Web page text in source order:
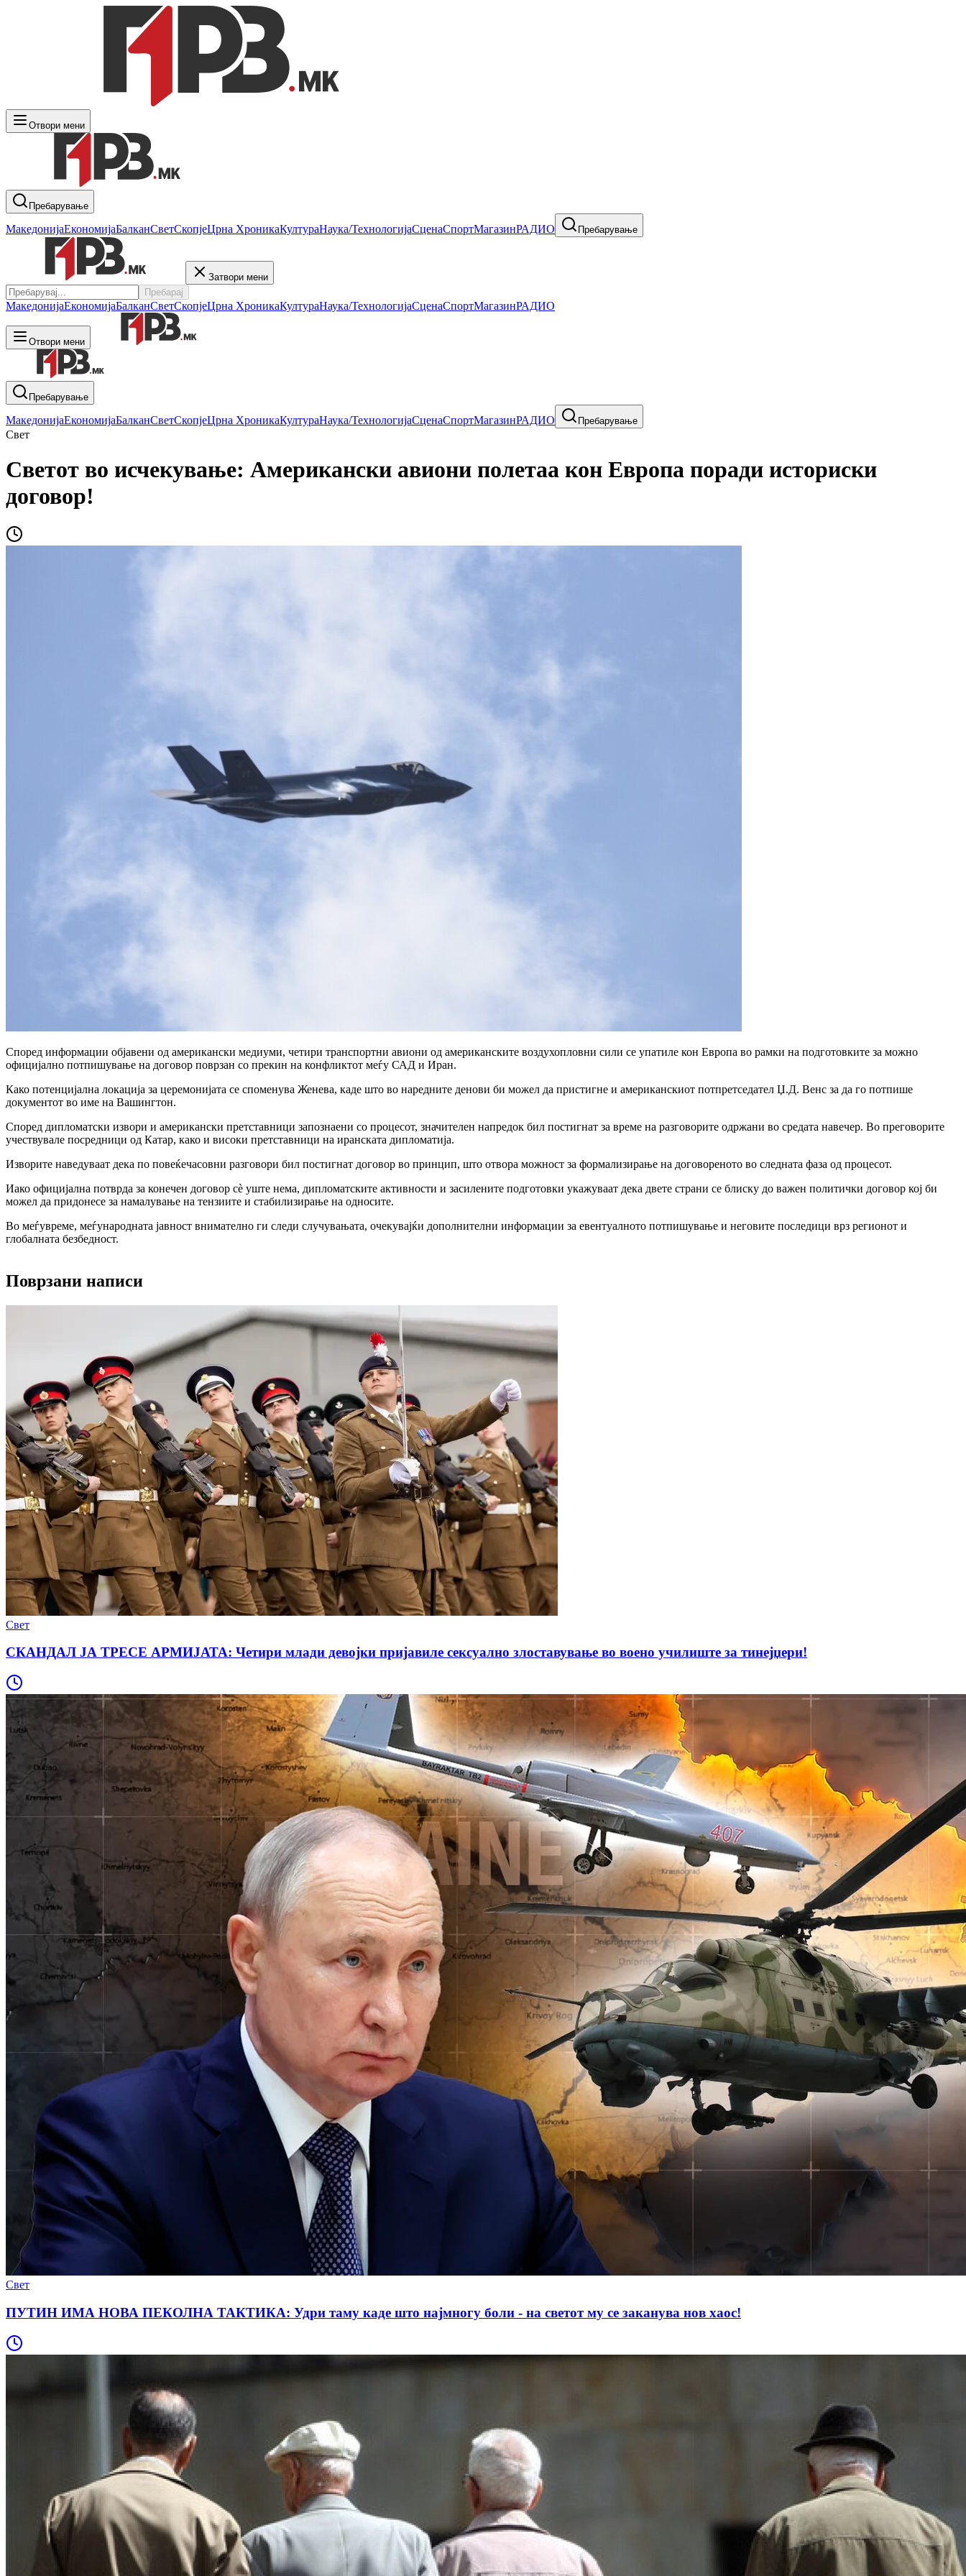
Отвори мени
Пребарување
МакедонијаЕкономијаБалканСветСкопјеЦрна ХроникаКултураНаука/ТехнологијаСценаСпортМагазинРАДИО Пребарување
Затвори мени
Пребарај
МакедонијаЕкономијаБалканСветСкопјеЦрна ХроникаКултураНаука/ТехнологијаСценаСпортМагазинРАДИО
Отвори мени
Пребарување
МакедонијаЕкономијаБалканСветСкопјеЦрна ХроникаКултураНаука/ТехнологијаСценаСпортМагазинРАДИО Пребарување
Свет
Светот во исчекување: Американски авиони полетаа кон Европа поради историски
договор!
Според информации објавени од американски медиуми, четири транспортни авиони од американските воздухопловни сили се упатиле кон Европа во рамки на подготовките за можно
официјално потпишување на договор поврзан со прекин на конфликтот меѓу САД и Иран.
Како потенцијална локација за церемонијата се споменува Женева, каде што во наредните денови би можел да пристигне и американскиот потпретседател Џ.Д. Венс за да го потпише
документот во име на Вашингтон.
Според дипломатски извори и американски претставници запознаени со процесот, значителен напредок бил постигнат за време на разговорите одржани во средата навечер. Во преговорите
учествувале посредници од Катар, како и високи претставници на иранската дипломатија.
Изворите наведуваат дека по повеќечасовни разговори бил постигнат договор во принцип, што отвора можност за формализирање на договореното во следната фаза од процесот.
Иако официјална потврда за конечен договор сè уште нема, дипломатските активности и засилените подготовки укажуваат дека двете страни се блиску до важен политички договор кој би
можел да придонесе за намалување на тензиите и стабилизирање на односите.
Во меѓувреме, меѓународната јавност внимателно ги следи случувањата, очекувајќи дополнителни информации за евентуалното потпишување и неговите последици врз регионот и
глобалната безбедност.
Поврзани написи
Свет
СКАНДАЛ ЈА ТРЕСЕ АРМИЈАТА: Четири млади девојки пријавиле сексуално злоставување во воено училиште за тинејџери!
Свет
ПУТИН ИМА НОВА ПЕКОЛНА ТАКТИКА: Удри таму каде што најмногу боли - на светот му се заканува нов хаос!